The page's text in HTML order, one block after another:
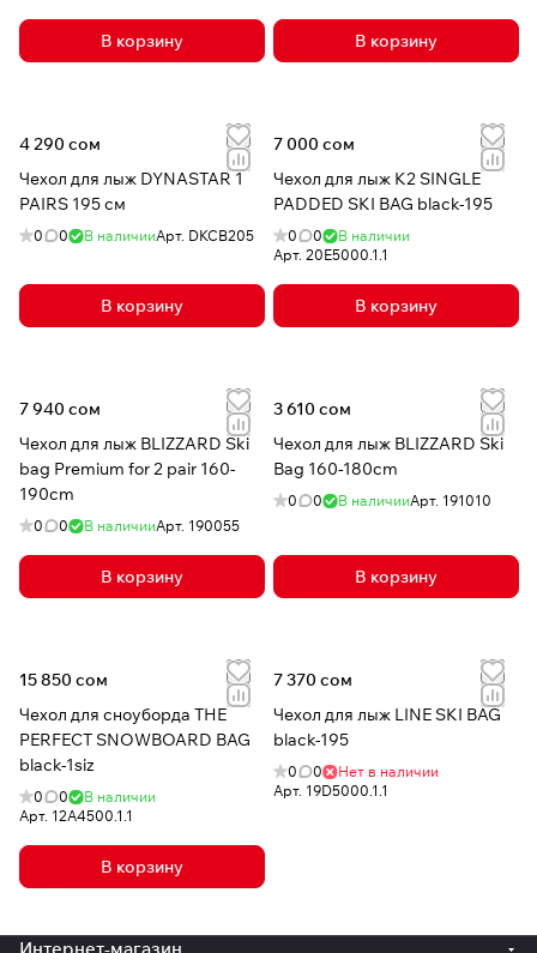
В корзину В корзину
4 290 сом
Чехол для лыж DYNASTAR 1
PAIRS 195 см
0 0 В наличииАрт. DKCB205
В корзину
7 000 сом
Чехол для лыж K2 SINGLE
PADDED SKI BAG black-195
0 0
В наличии
Арт. 20E5000.1.1
В корзину
7 940 сом
Чехол для лыж BLIZZARD Ski
bag Premium for 2 pair 160-
190cm
0 0 В наличииАрт. 190055
В корзину
3 610 сом
Чехол для лыж BLIZZARD Ski
Bag 160-180cm
0 0 В наличииАрт. 191010
В корзину
15 850 сом
Чехол для сноуборда THE
PERFECT SNOWBOARD BAG
black-1siz
0 0
В наличии
Арт. 12A4500.1.1
В корзину
7 370 сом
Чехол для лыж LINE SKI BAG
black-195
0 0
Нет в наличии
Арт. 19D5000.1.1